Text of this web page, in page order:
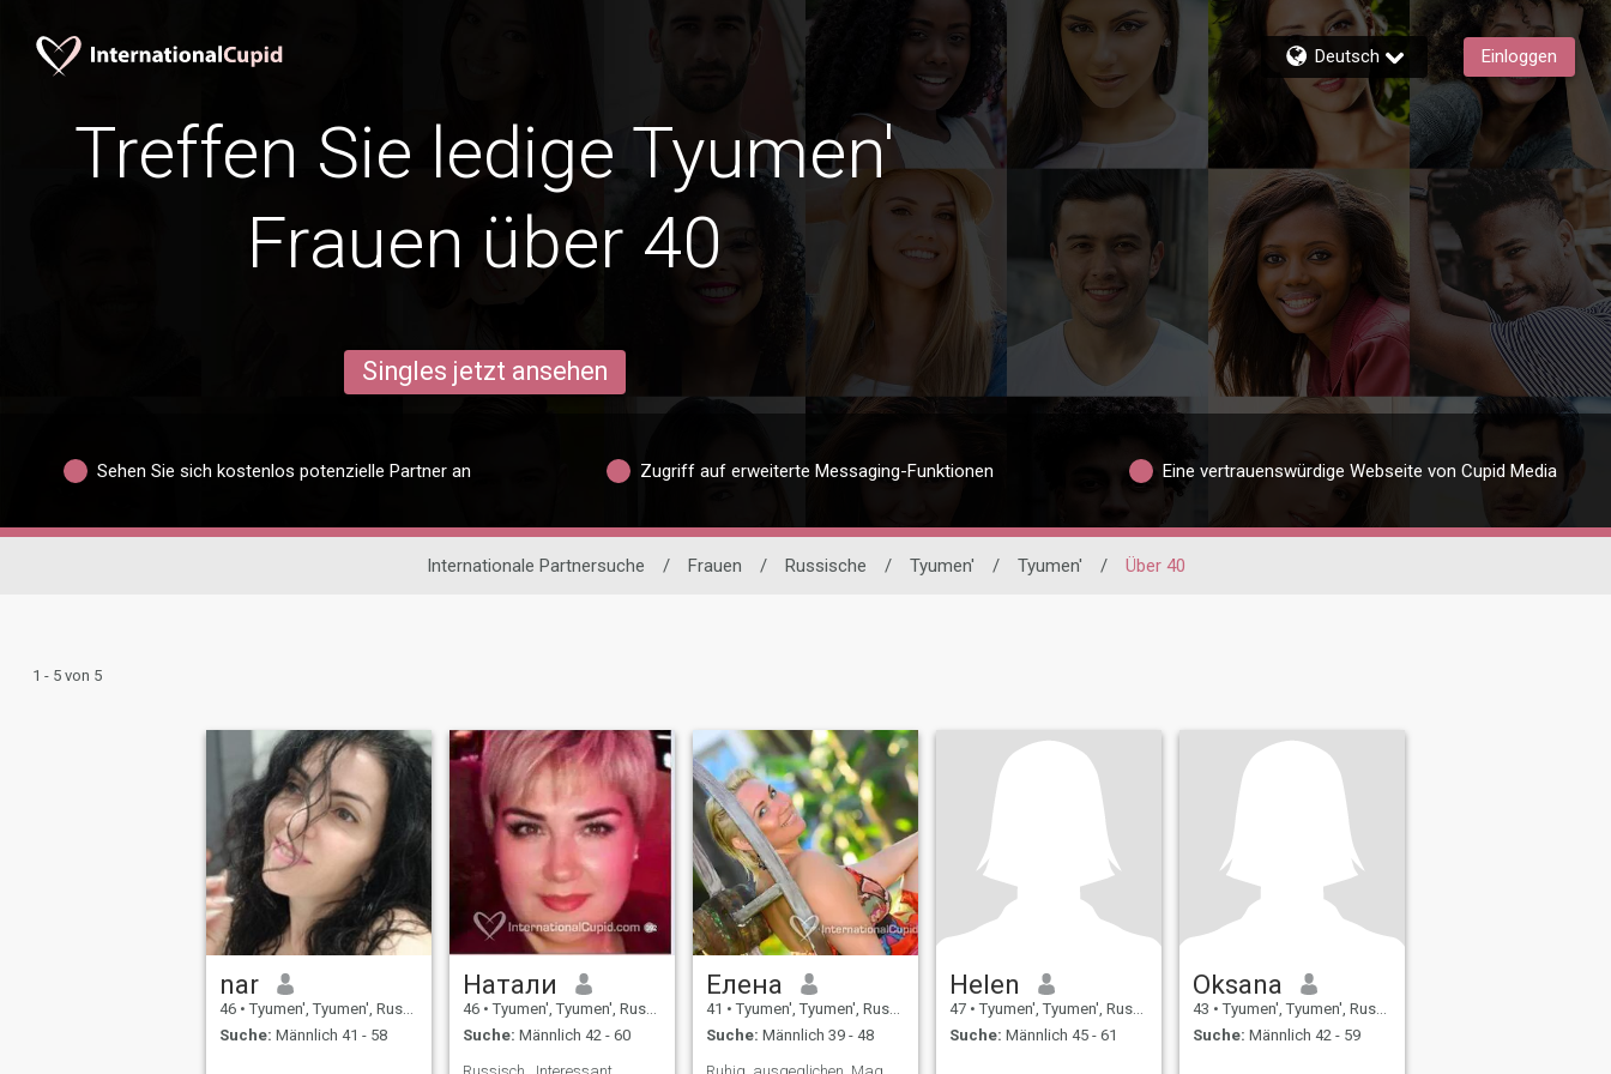
Deutsch Einloggen
Treffen Sie ledige Tyumen'
Frauen über 40
Singles jetzt ansehen
Sehen Sie sich kostenlos potenzielle Partner an Zugriff auf erweiterte Messaging-Funktionen Eine vertrauenswürdige Webseite von Cupid Media
Internationale Partnersuche / Frauen / Russische / Tyumen' / Tyumen' / Über 40
1 - 5 von 5
nar
46 • Tyumen', Tyumen', Russland
Suche: Männlich 41 - 58
Натали
46 • Tyumen', Tyumen', Russland
Suche: Männlich 42 - 60
Елена
41 • Tyumen', Tyumen', Russland
Suche: Männlich 39 - 48
Helen
47 • Tyumen', Tyumen', Russland
Suche: Männlich 45 - 61
Oksana
43 • Tyumen', Tyumen', Russland
Suche: Männlich 42 - 59